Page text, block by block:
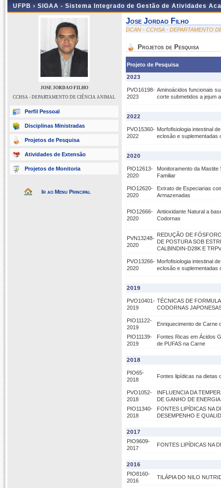
UFPB › SIGAA - Sistema Integrado de Gestão de Atividades
JOSE JORDAO FILHO
CCHSA - DEPARTAMENTO DE CIÊNCIA ANIMAL
Perfil Pessoal
Disciplinas Ministradas
Projetos de Pesquisa
Atividades de Extensão
Projetos de Monitoria
Ir ao Menu Principal
Jose Jordao Filho
DCAN - CCHSA - DEPARTAMENTO
Projetos de Pesquisa
Projeto de Pesquisa
2023
PVO16198-
2023
Aminoácidos funcionais
corte submetidos a jejum
2022
PVO15360-
2022
Morfofisiologia intestinal
eclosão e suplementadas
2020
PIO12613-
2020
Monitoramento da
Familiar
PIO12620-
2020
Extrato de Especiarias
Armazenadas
PIO12666-
2020
Antioxidante Natural a
Codornas
PVN13248-
2020
REDUÇÃO DE
DE POSTURA SOB
CALBINDIN-D28K E
PVO13266-
2020
Morfofisiologia intestinal
eclosão e suplementadas
2019
PVO10401-
2019
TÉCNICAS DE
CODORNAS
PIO11122-
2019
Enriquecimento de Carne
PIO11139-
2019
Fontes Ricas em Ácidos
de PUFAS na Carne
2018
PIO65-
2018
Fontes lipídicas na dietas
PVO1052-
2018
INFLUENCIA DA
DE GANHO DE
PIO11340-
2018
FONTES LIPÍDICAS NA
DESEMPENHO E
2017
PIO9609-
2017
FONTES LIPÍDICAS NA
2016
PIO8160-
2016
TILÁPIA DO NILO